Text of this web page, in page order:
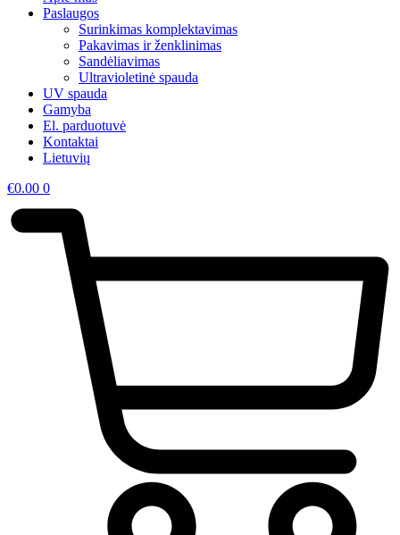
Paslaugos
Surinkimas komplektavimas
Pakavimas ir ženklinimas
Sandėliavimas
Ultravioletinė spauda
UV spauda
Gamyba
El. parduotuvė
Kontaktai
Lietuvių
€0.00 0